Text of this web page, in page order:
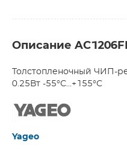
Описание
Толстопленочный ЧИП-
0.25Вт -55°С...+155°С
Yageo